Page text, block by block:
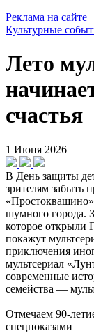
Реклама на сайте
Культурные
Лето
счастья
1 Июня 2026
В День защиты
зрителям забыть
шумного города.
которое открыли
покажут
приключения
мультсериал
современные
семейства —
Отмечаем 90-
спецпоказами